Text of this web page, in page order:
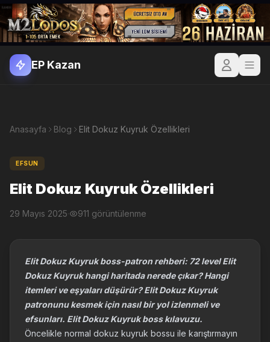
EP Kazan
Anasayfa Blog Elit Dokuz Kuyruk Özellikleri
EFSUN
Elit Dokuz Kuyruk Özellikleri
29 Mayıs 2025· 911 görüntülenme
Elit Dokuz Kuyruk boss-patron rehberi: 72 level Elit
Dokuz Kuyruk hangi haritada nerede çıkar? Hangi
itemleri ve eşyaları düşürür? Elit Dokuz Kuyruk
patronunu kesmek için nasıl bir yol izlenmeli ve
efsunları. Elit Dokuz Kuyruk boss kılavuzu.
Öncelikle normal dokuz kuyruk bossu ile karıştırmayın